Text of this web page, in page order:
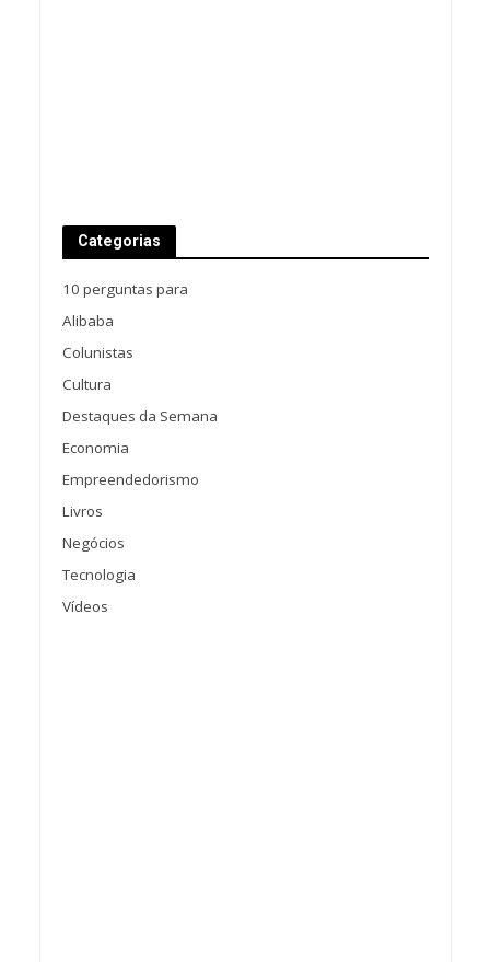
Categorias
10 perguntas para
Alibaba
Colunistas
Cultura
Destaques da Semana
Economia
Empreendedorismo
Livros
Negócios
Tecnologia
Vídeos